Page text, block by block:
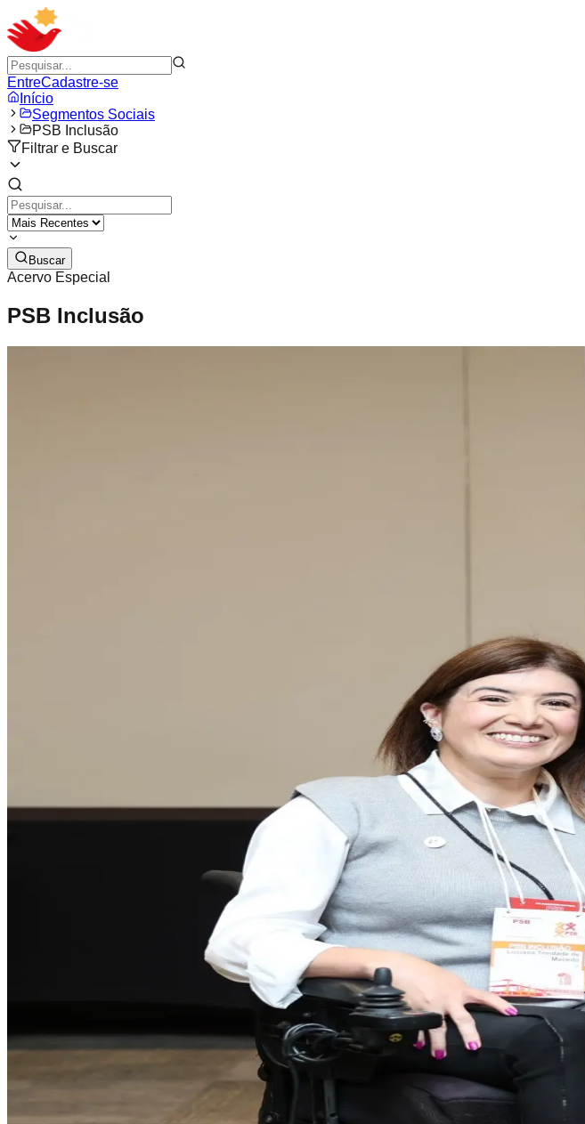
EntreCadastre-se
Início
Segmentos Sociais
PSB Inclusão
Filtrar e Buscar
Buscar
Acervo Especial
PSB Inclusão